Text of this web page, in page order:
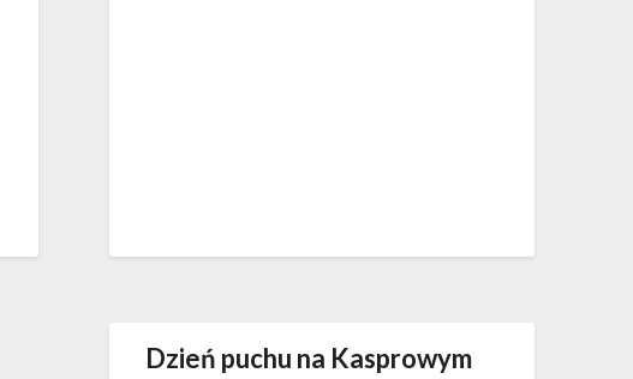
Dzień puchu na Kasprowym